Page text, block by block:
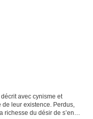
avec cynisme et
de leur existence. Perdus,
richesse du désir de s’en